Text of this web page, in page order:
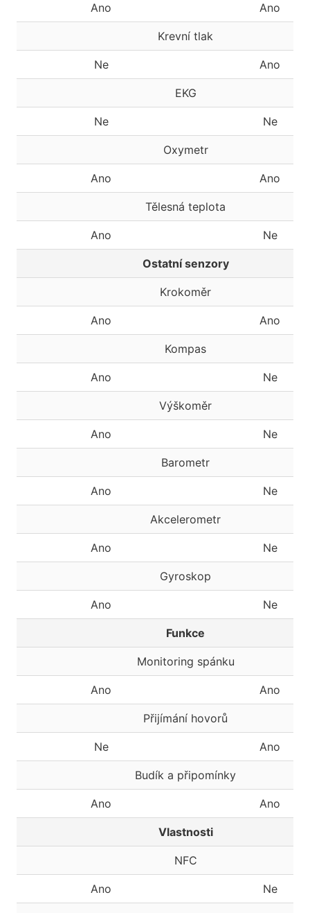
Ano Ano
Krevní tlak
Ne Ano
EKG
Ne Ne
Oxymetr
Ano Ano
Tělesná teplota
Ano Ne
Ostatní senzory
Krokoměr
Ano Ano
Kompas
Ano Ne
Výškoměr
Ano Ne
Barometr
Ano Ne
Akcelerometr
Ano Ne
Gyroskop
Ano Ne
Funkce
Monitoring spánku
Ano Ano
Přijímání hovorů
Ne Ano
Budík a připomínky
Ano Ano
Vlastnosti
NFC
Ano Ne